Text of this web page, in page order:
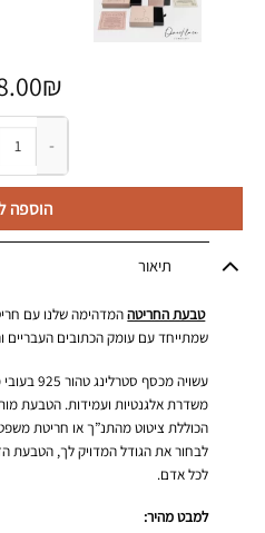
₪
כמות של
הוספה
תיאור
טבעת החריטההמדהימה שלנו עם
שמתייחד עם עומק הכתובים העבריים
משדרת אלגנטיות ועמידות. הטבעת
הכוללת ציטוט מהתנ”ך או חריטת
לבחור את הגודל המדויק לך, הטבעת
לכל אדם.
למבט מהיר: